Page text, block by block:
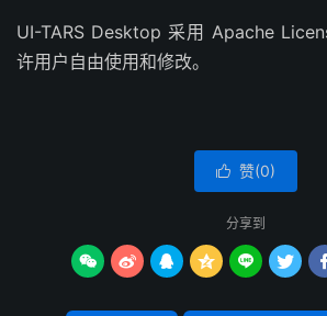
UI-TARS Desktop 采用 Apache
许用户自由使用和修改。
 赞(0)
分享到
      